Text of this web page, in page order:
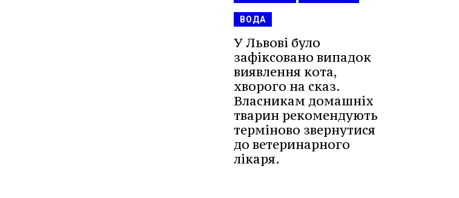
ВОДА
У Львові було
зафіксовано випадок
виявлення кота,
хворого на сказ.
Власникам домашніх
тварин рекомендують
терміново звернутися
до ветеринарного
лікаря.